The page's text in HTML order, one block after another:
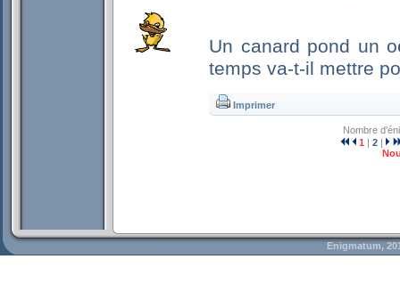
Un canard pond un
temps va-t-il mettre
Imprimer
Nombre
1 | 2 |
Enigmatum,